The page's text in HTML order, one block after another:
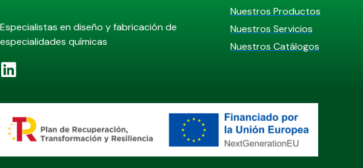
Especialistas en diseño y fabricación de
especialidades químicas
Nuestros Productos
Nuestros Servicios
Nuestros Catálogos